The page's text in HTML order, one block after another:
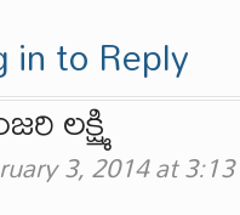
in to Reply
లక్ష్మి
3, 2014 at